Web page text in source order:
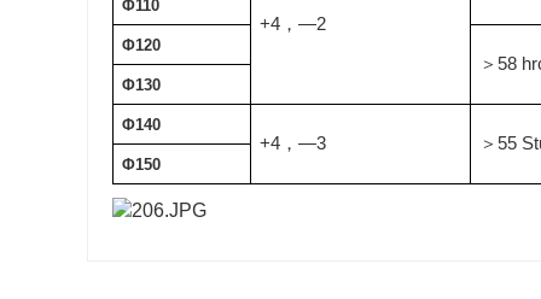
+4 ， —2
Φ110
Φ120
＞ 58
Φ130
Φ140
+4 ， —3 ＞ 55
Φ150